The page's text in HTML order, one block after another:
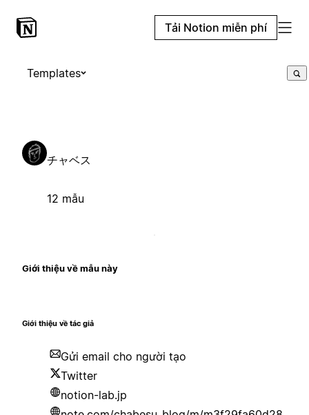
Tải Notion miễn phí
Templates
チャベス
12 mẫu
Giới thiệu về mẫu này
Giới thiệu về tác giả
Gửi email cho người tạo
Twitter
notion-lab.jp